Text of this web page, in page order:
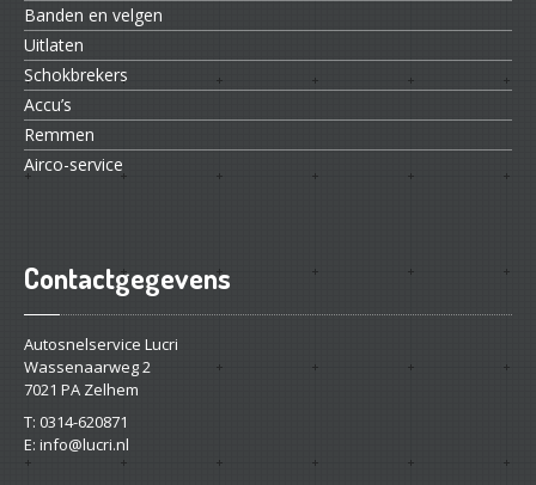
Banden en velgen
Uitlaten
Schokbrekers
Accu’s
Remmen
Airco-service
Contactgegevens
Autosnelservice Lucri
Wassenaarweg 2
7021 PA Zelhem
T: 0314-620871
E: info@lucri.nl